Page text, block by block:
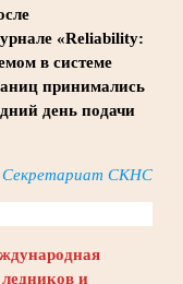
«Reliability:
в системе
принимались
день подачи
Секретариат СКНС
и